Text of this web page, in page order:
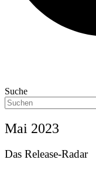
Suche
Mai 2023
Das Release-Radar